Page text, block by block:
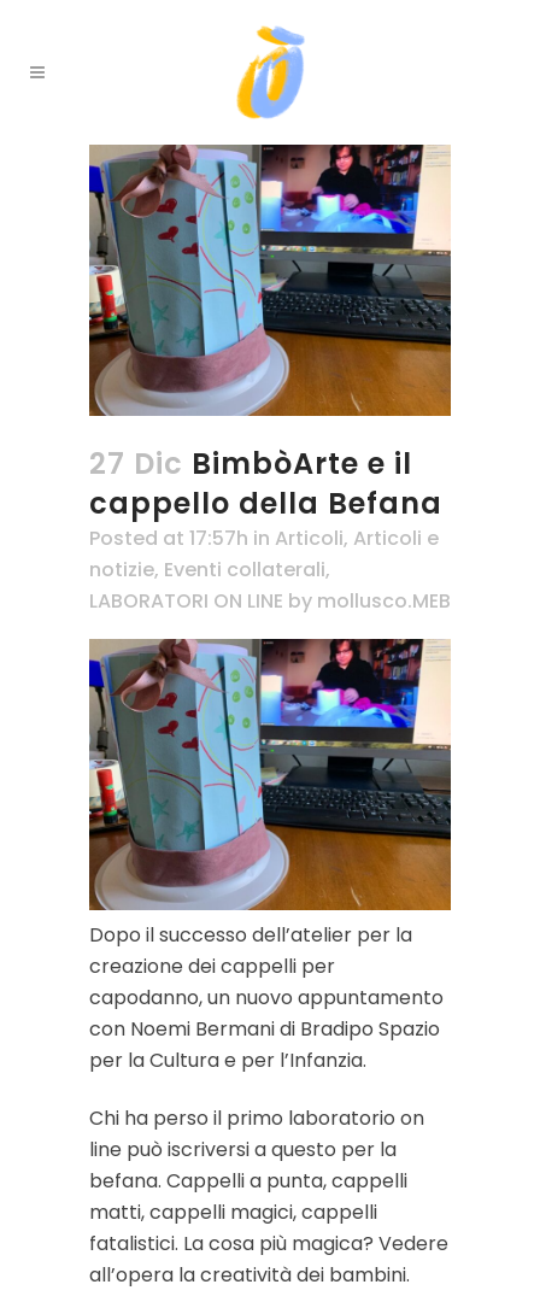
27 Dic BimbòArte e il
cappello della Befana
Posted at 17:57h in Articoli, Articoli e
notizie, Eventi collaterali,
LABORATORI ON LINE by mollusco.MEB
Dopo il successo dell’atelier per la
creazione dei cappelli per
capodanno, un nuovo appuntamento
con Noemi Bermani di Bradipo Spazio
per la Cultura e per l’Infanzia.
Chi ha perso il primo laboratorio on
line può iscriversi a questo per la
befana. Cappelli a punta, cappelli
matti, cappelli magici, cappelli
fatalistici. La cosa più magica? Vedere
all’opera la creatività dei bambini.